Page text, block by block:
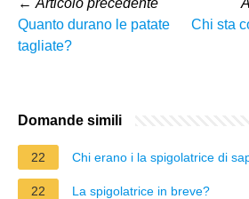
Quanto durano le patate
tagliate?
Chi sta
Domande simili
22 Chi erano i la spigolatrice di
22 La spigolatrice in breve?